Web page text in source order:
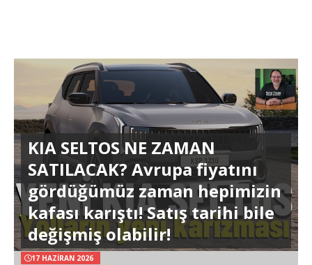
KIA SELTOS NE ZAMAN
SATILACAK? Avrupa fiyatını
gördüğümüz zaman hepimizin
kafası karıştı! Satış tarihi bile
değişmiş olabilir!
17 HAZIRAN 2026